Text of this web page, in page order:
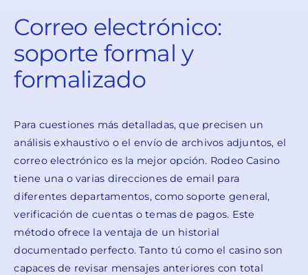
Correo electrónico:
soporte formal y
formalizado
Para cuestiones más detalladas, que precisen un
análisis exhaustivo o el envío de archivos adjuntos, el
correo electrónico es la mejor opción. Rodeo Casino
tiene una o varias direcciones de email para
diferentes departamentos, como soporte general,
verificación de cuentas o temas de pagos. Este
método ofrece la ventaja de un historial
documentado perfecto. Tanto tú como el casino son
capaces de revisar mensajes anteriores con total